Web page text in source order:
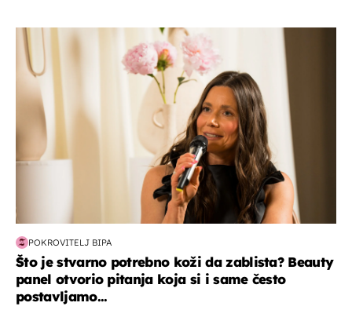
moda & ljepota
POKROVITELJ BIPA
Što je stvarno potrebno koži da zablista? Beauty
panel otvorio pitanja koja si i same često
postavljamo...